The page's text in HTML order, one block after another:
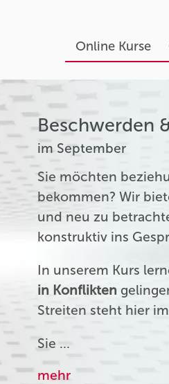
Online Kurse
Beschwerden
im September
Sie möchten
bekommen? Wir
und neu zu
konstruktiv ins
In unserem Kurs
in Konflikten
Streiten steht hier
Sie …
mehr